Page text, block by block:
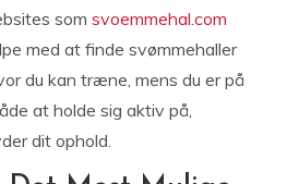
som svoemmehal.com
med at finde svømmehaller
du kan træne, mens du er på
at holde sig aktiv på,
dit ophold.